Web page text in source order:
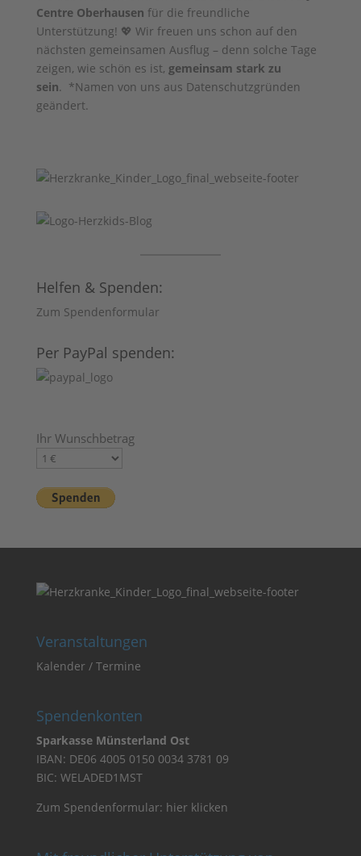
Centre Oberhausen für die freundliche
Unterstützung! 💖 Wir freuen uns schon auf den
nächsten gemeinsamen Ausflug – denn solche Tage
zeigen, wie schön es ist, gemeinsam stark zu
sein. *Namen von uns aus Datenschutzgründen
geändert.
Helfen & Spenden:
Zum Spendenformular
Per PayPal spenden:
Ihr Wunschbetrag
Veranstaltungen
Kalender / Termine
Spendenkonten
Sparkasse Münsterland Ost
IBAN: DE06 4005 0150 0034 3781 09
BIC: WELADED1MST
Zum Spendenformular: hier klicken